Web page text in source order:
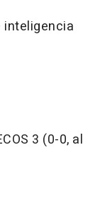
inteligencia
3 (0-0, al